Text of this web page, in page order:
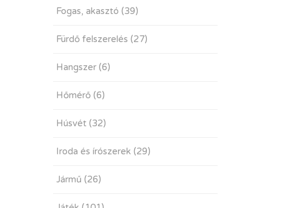
Fogas, akasztó (39)
Fürdő felszerelés (27)
Hangszer (6)
Hőmérő (6)
Húsvét (32)
Iroda és írószerek (29)
Jármű (26)